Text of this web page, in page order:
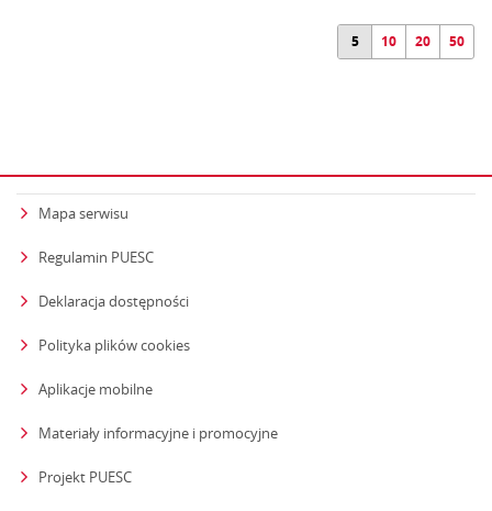
5 10 20 50
Mapa serwisu
Regulamin PUESC
Deklaracja dostępności
Polityka plików cookies
Aplikacje mobilne
Materiały informacyjne i promocyjne
Projekt PUESC